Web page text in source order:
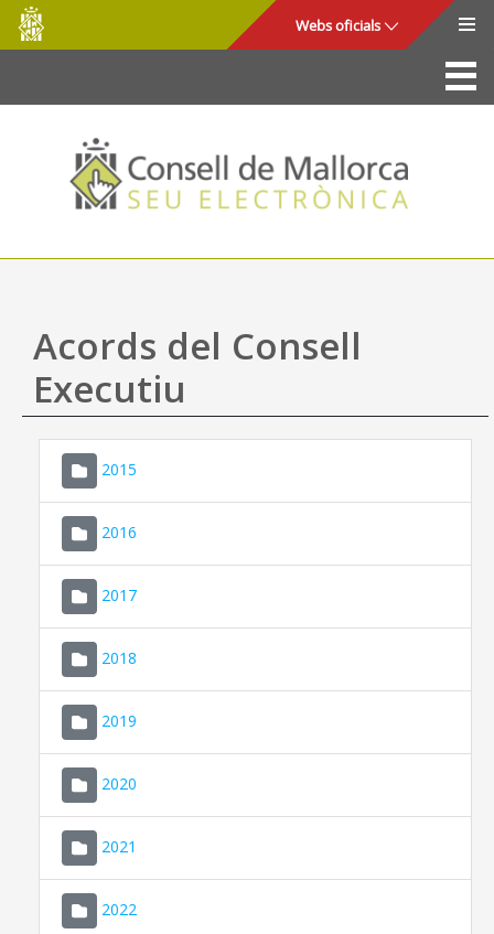
Salta al contingut principal
Consell
de
Mallorca
Webs oficials
La Seu
Consell de Mallorca
Accés i seguretat
Utilitats
Ajuda
Acords del Consell
Executiu
2015
2016
2017
2018
2019
2020
2021
2022